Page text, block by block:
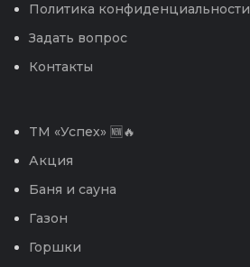
Политика конфиденциальности
Задать вопрос
Контакты
TM «Успех» 🆕🔥
Акция
Баня и сауна
Газон
Горшки